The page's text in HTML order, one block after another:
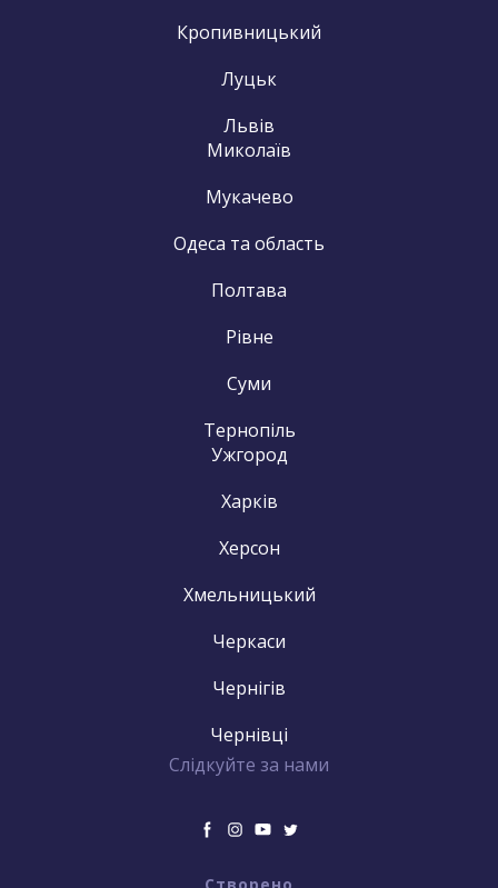
Кропивницький
Луцьк
Львів
Миколаїв
Мукачево
Одеса та область
Полтава
Рівне
Суми
Тернопіль
Ужгород
Харків
Херсон
Хмельницький
Черкаси
Чернігів
Чернівці
Слідкуйте за нами